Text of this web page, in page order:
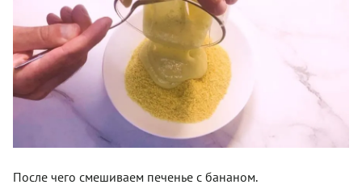
После чего смешиваем печенье с бананом.